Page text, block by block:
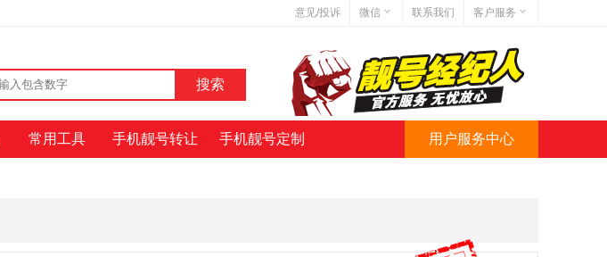
意见/投诉 微信
微信号:jihaoba999
联系我们
客户服务
网站地图
网站简介
常用工具 手机靓号转让 手机靓号定制 用户服务中心